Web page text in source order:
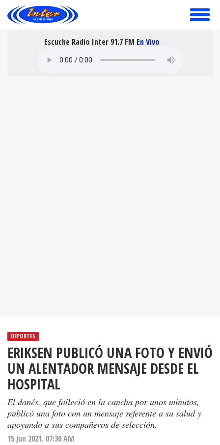
toggle
Escuche Radio Inter 91.7 FM En Vivo
DEPORTES
ERIKSEN PUBLICÓ UNA FOTO Y ENVIÓ
UN ALENTADOR MENSAJE DESDE EL
HOSPITAL
El danés, que falleció en la cancha por unos minutos,
publicó una foto con un mensaje referente a su salud y
apoyando a sus compañeros de selección.
15 Jun 2021. 07:30 AM